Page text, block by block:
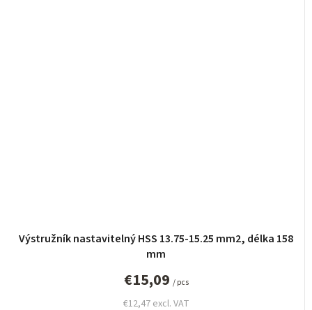
Výstružník nastavitelný HSS 13.75-15.25 mm2, délka 158
mm
€12,47 excl. VAT
€15,09 / pcs